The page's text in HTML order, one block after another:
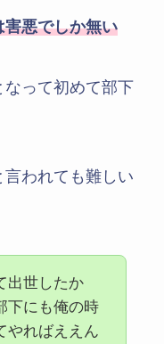
悪でしか無い
って初めて部下
われても難しい
出世したか
下にも俺の時
やればええん